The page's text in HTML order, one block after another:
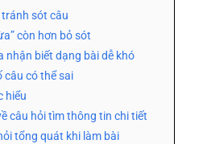
sót câu
còn hơn bỏ sót
nhận biết dạng bài dễ khó
câu có thể sai
hiểu
câu hỏi tìm thông tin chi tiết
tổng quát khi làm bài